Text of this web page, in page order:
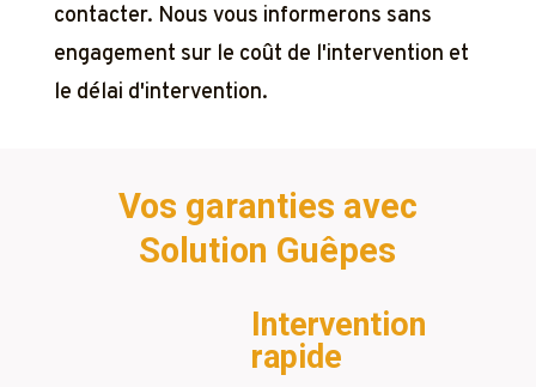
contacter. Nous vous informerons sans
engagement sur le coût de l'intervention et
le délai d'intervention.
Vos garanties avec
Solution Guêpes
Intervention
rapide